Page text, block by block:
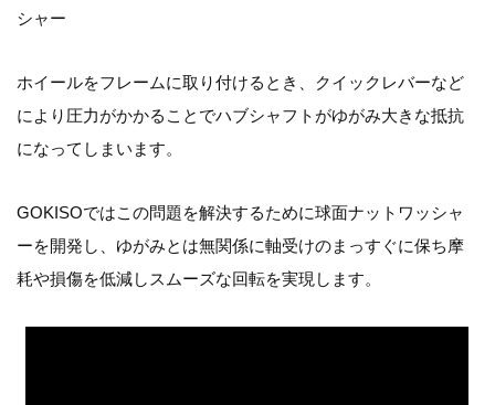
シャー
ホイールをフレームに取り付けるとき、クイックレバーなど
により圧力がかかることでハブシャフトがゆがみ大きな抵抗
になってしまいます。
GOKISOではこの問題を解決するために球面ナットワッシャ
ーを開発し、ゆがみとは無関係に軸受けのまっすぐに保ち摩
耗や損傷を低減しスムーズな回転を実現します。